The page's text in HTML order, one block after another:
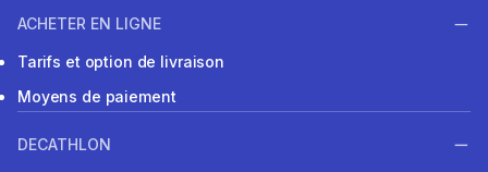
ACHETER EN LIGNE
Tarifs et option de livraison
Moyens de paiement
DECATHLON